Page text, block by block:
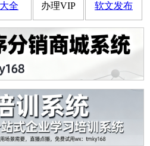
全 办理VIP 软文发布